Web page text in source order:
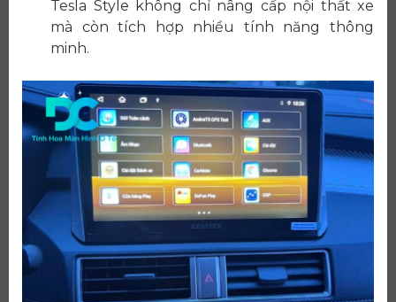
Tesla Style không chỉ nâng cấp nội thất xe
mà còn tích hợp nhiều tính năng thông
minh.